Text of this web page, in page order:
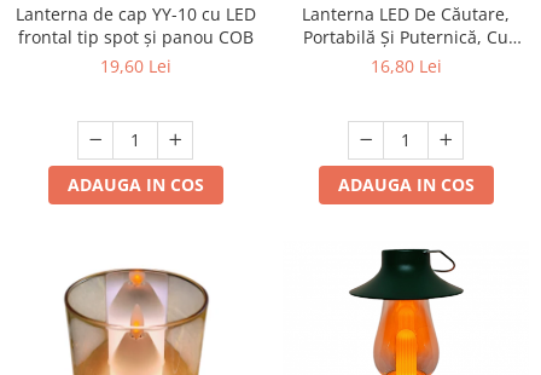
Lanterna de cap YY-10 cu LED
frontal tip spot și panou COB
19,60 Lei
ADAUGA IN COS
Lanterna LED De Căutare,
Portabilă Și Puternică, Cu
Încărcare, Luminozitate
16,80 Lei
ADAUGA IN COS